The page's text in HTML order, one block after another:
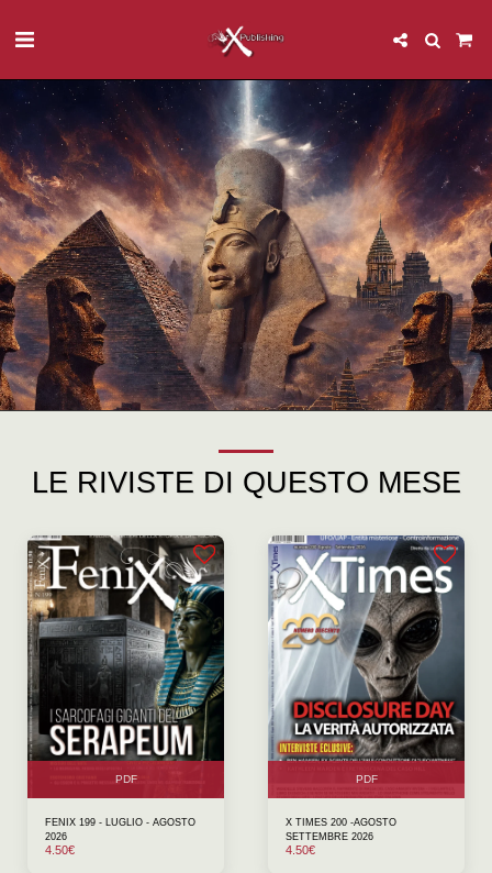
LE RIVISTE DI QUESTO MESE
PDF
FENIX 199 - LUGLIO - AGOSTO
2026
4.50€
PDF
X TIMES 200 -AGOSTO
SETTEMBRE 2026
4.50€